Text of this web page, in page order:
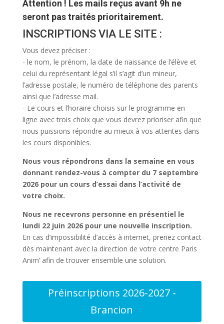
Attention ! Les mails reçus avant 9h ne
seront pas traités prioritairement.
INSCRIPTIONS VIA LE SITE :
Vous devez préciser :
- le nom, le prénom, la date de naissance de l’élève et
celui du représentant légal s’il s’agit d’un mineur,
l’adresse postale, le numéro de téléphone des parents
ainsi que l’adresse mail.
- Le cours et l’horaire choisis sur le programme en
ligne avec trois choix que vous devrez prioriser afin que
nous puissions répondre au mieux à vos attentes dans
les cours disponibles.
Nous vous répondrons dans la semaine en vous
donnant rendez-vous à compter du 7 septembre
2026 pour un cours d’essai dans l’activité de
votre choix.
Nous ne recevrons personne en présentiel le
lundi 22 juin 2026 pour une nouvelle inscription.
En cas d’impossibilité d’accès à internet, prenez contact
dès maintenant avec la direction de votre centre Paris
Anim’ afin de trouver ensemble une solution.
Préinscriptions 2026-2027 -
Brancion